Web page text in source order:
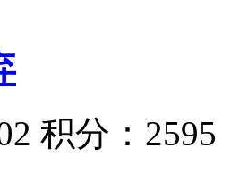
积分：2595